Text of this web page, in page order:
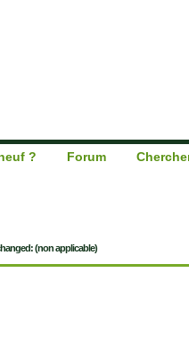
? Forum
(non applicable)